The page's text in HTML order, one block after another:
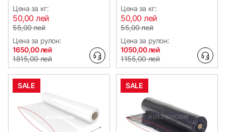
Цена за кг:
50,00 лей
55,00 лей
Цена за рулон:
1650,00 лей
1815,00 лей
Цена за кг:
50,00 лей
55,00 лей
Цена за рулон:
1050,00 лей
1155,00 лей
SALE SALE